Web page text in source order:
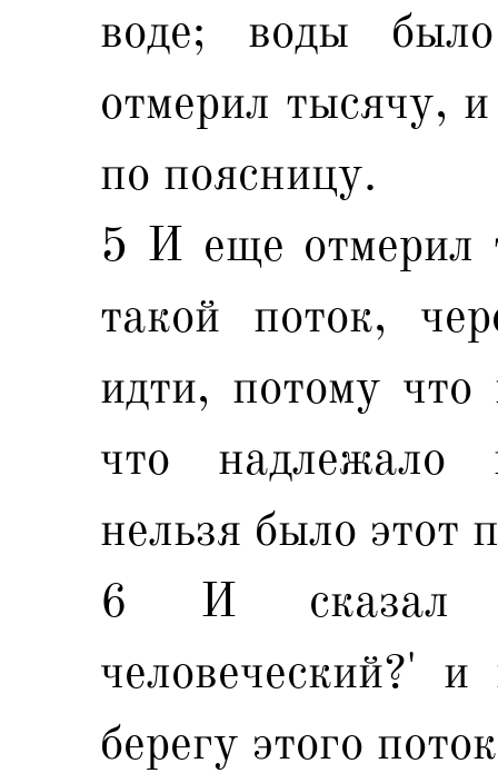
воде; воды
отмерил тысячу,
по поясницу.
5 И еще отмерил
такой поток,
идти, потому
что надлежало
нельзя было этот
6 И сказал
человеческий?'
берегу этого